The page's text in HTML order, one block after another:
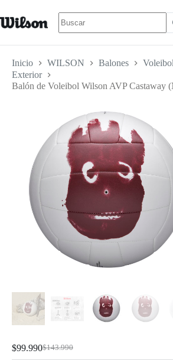
Inicio WILSON Balones
Voleibol
Exterior
Balón de Voleibol Wilson AVP Castaway
$143.990
$99.990